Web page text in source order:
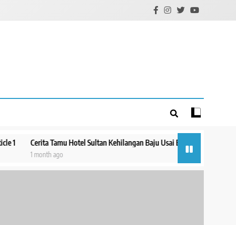
Cerita Tamu Hotel Sultan Kehilangan Baju Usai Eksekusi: Pagi Masih Ada,
1 month ago